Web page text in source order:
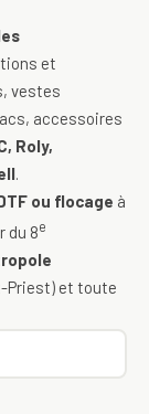
et
vestes
accessoires
Roly,
.
ou flocage à
du 8e
Priest) et toute